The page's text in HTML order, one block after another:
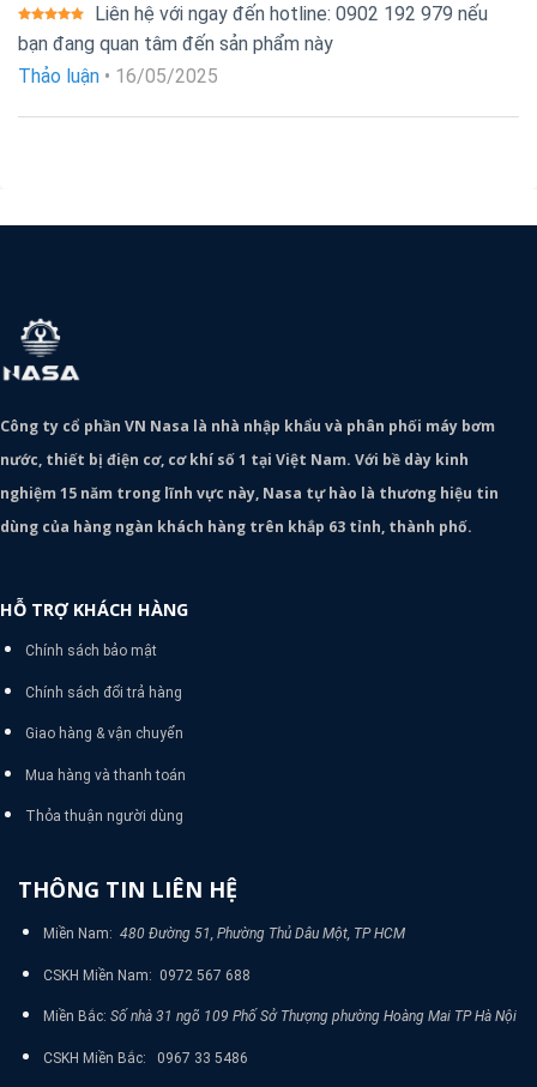
Được xếp
hạng 5 5
Liên hệ với ngay đến hotline: 0902 192 979 nếu
bạn đang quan tâm đến sản phẩm này
Thảo luận • 16/05/2025
Công ty cổ phần VN Nasa là nhà nhập khẩu và phân phối máy bơm
nước, thiết bị điện cơ, cơ khí số 1 tại Việt Nam. Với bề dày kinh
nghiệm 15 năm trong lĩnh vực này, Nasa tự hào là thương hiệu tin
dùng của hàng ngàn khách hàng trên khắp 63 tỉnh, thành phố.
HỖ TRỢ KHÁCH HÀNG
Chính sách bảo mật
Chính sách đổi trả hàng
Giao hàng & vận chuyển
Mua hàng và thanh toán
Thỏa thuận người dùng
THÔNG TIN LIÊN HỆ
Miền Nam: 480 Đường 51, Phường Thủ Dâu Một, TP HCM
CSKH Miền Nam: 0972 567 688
Miền Bắc: Số nhà 31 ngõ 109 Phố Sở Thượng phường Hoàng Mai TP Hà Nội
CSKH Miền Bắc: 0967 33 5486